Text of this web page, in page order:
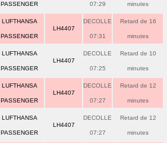
PASSENGER 07:29 minutes
LUFTHANSA
PASSENGER
LH4407
DECOLLE
07:31
Retard de 16
minutes
LUFTHANSA
PASSENGER
LH4407
DECOLLE
07:25
Retard de 10
minutes
LUFTHANSA
PASSENGER
LH4407
DECOLLE
07:27
Retard de 12
minutes
LUFTHANSA
PASSENGER
LH4407
DECOLLE
07:27
Retard de 12
minutes